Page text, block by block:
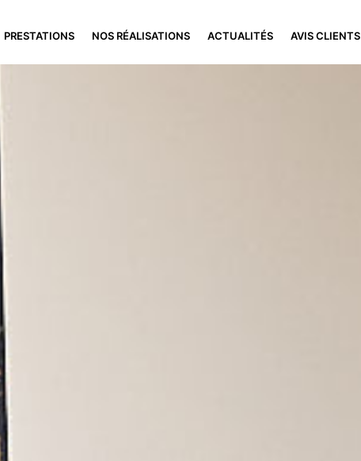
PRESTATIONS NOS RÉALISATIONS ACTUALITÉS AVIS CLIENTS